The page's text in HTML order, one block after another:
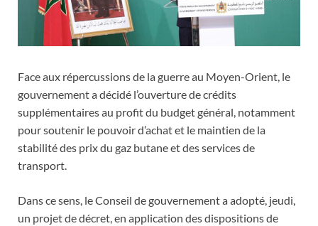
Face aux répercussions de la guerre au Moyen-Orient, le
gouvernement a décidé l’ouverture de crédits
supplémentaires au profit du budget général, notamment
pour soutenir le pouvoir d’achat et le maintien de la
stabilité des prix du gaz butane et des services de
transport.
Dans ce sens, le Conseil de gouvernement a adopté, jeudi,
un projet de décret, en application des dispositions de